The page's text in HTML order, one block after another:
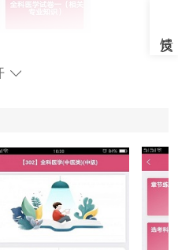
户有针对性地提高知识点
习都能遇到新题，提高练
题型和难度，增加应对考